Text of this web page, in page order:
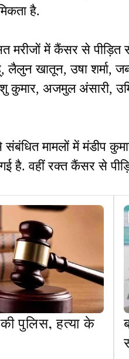
है.
में कैंसर से पीड़ित
लैलुन खातून, उषा शर्मा,
कुमार, अजमुल अंसारी,
संबंधित मामलों में मंडीप
है. वहीं रक्त कैंसर से
पुलिस, हत्या के